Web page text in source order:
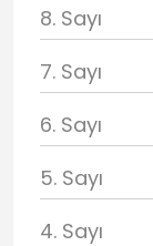
8. Sayı
7. Sayı
6. Sayı
5. Sayı
4. Sayı